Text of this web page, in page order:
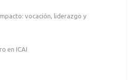
vocación, liderazgo y
en ICAI